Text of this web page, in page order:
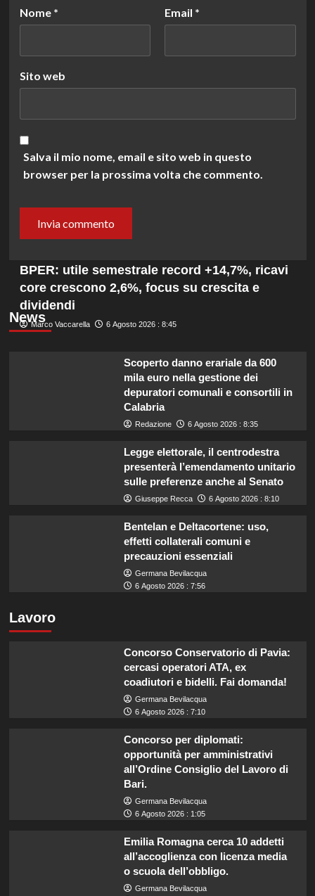
Nome * Email *
Sito web
Salva il mio nome, email e sito web in questo
browser per la prossima volta che commento.
News
BPER: utile semestrale record +14,7%, ricavi
core crescono 2,6%, focus su crescita e
dividendi
Marco Vaccarella 6 Agosto 2026 : 8:45
Scoperto danno erariale da 600
mila euro nella gestione dei
depuratori comunali e consortili in
Calabria
Redazione 6 Agosto 2026 : 8:35
Legge elettorale, il centrodestra
presenterà l’emendamento unitario
sulle preferenze anche al Senato
Giuseppe Recca 6 Agosto 2026 : 8:10
Bentelan e Deltacortene: uso,
effetti collaterali comuni e
precauzioni essenziali
Germana Bevilacqua
6 Agosto 2026 : 7:56
Lavoro
Concorso Conservatorio di Pavia:
cercasi operatori ATA, ex
coadiutori e bidelli. Fai domanda!
Germana Bevilacqua
6 Agosto 2026 : 7:10
Concorso per diplomati:
opportunità per amministrativi
all’Ordine Consiglio del Lavoro di
Bari.
Germana Bevilacqua
6 Agosto 2026 : 1:05
Emilia Romagna cerca 10 addetti
all’accoglienza con licenza media
o scuola dell’obbligo.
Germana Bevilacqua